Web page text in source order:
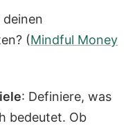
(Mindful Money
: Definiere, was
bedeutet. Ob